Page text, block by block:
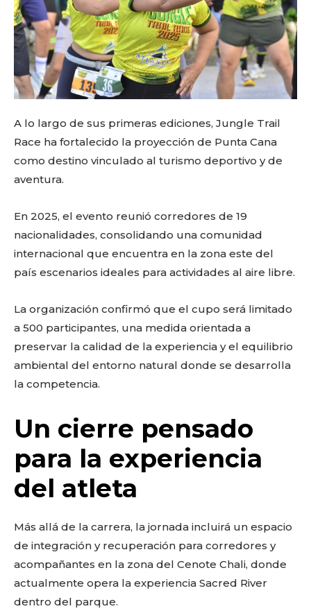
A lo largo de sus primeras ediciones, Jungle Trail
Race ha fortalecido la proyección de Punta Cana
como destino vinculado al turismo deportivo y de
aventura.
En 2025, el evento reunió corredores de 19
nacionalidades, consolidando una comunidad
internacional que encuentra en la zona este del
país escenarios ideales para actividades al aire libre.
La organización confirmó que el cupo será limitado
a 500 participantes, una medida orientada a
preservar la calidad de la experiencia y el equilibrio
ambiental del entorno natural donde se desarrolla
la competencia.
Un cierre pensado
para la experiencia
del atleta
Más allá de la carrera, la jornada incluirá un espacio
de integración y recuperación para corredores y
acompañantes en la zona del Cenote Chali, donde
actualmente opera la experiencia Sacred River
dentro del parque.